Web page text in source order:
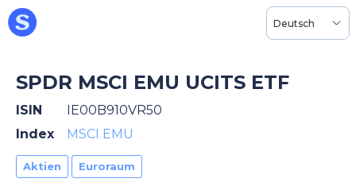
Deutsch
SPDR MSCI EMU UCITS ETF
ISIN
IE00B910VR50
Index
MSCI EMU
Aktien Euroraum